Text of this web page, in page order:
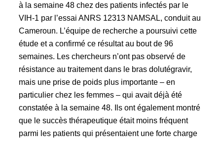
à la semaine 48 chez des patients infectés par le
VIH-1 par l’essai ANRS 12313 NAMSAL, conduit au
Cameroun. L’équipe de recherche a poursuivi cette
étude et a confirmé ce résultat au bout de 96
semaines. Les chercheurs n’ont pas observé de
résistance au traitement dans le bras dolutégravir,
mais une prise de poids plus importante – en
particulier chez les femmes – qui avait déjà été
constatée à la semaine 48. Ils ont également montré
que le succès thérapeutique était moins fréquent
parmi les patients qui présentaient une forte charge